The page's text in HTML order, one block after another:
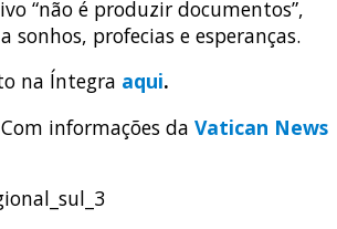
“não é produzir documentos”,
sonhos, profecias e esperanças.
na Íntegra aqui.
Com informações da Vatican News